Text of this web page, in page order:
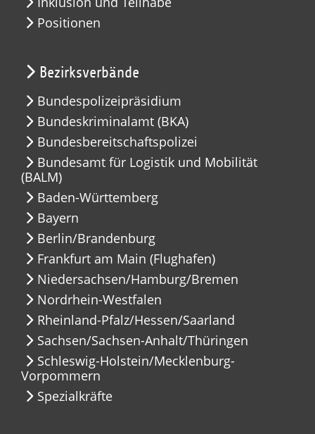
Positionen
Bezirksverbände
Bundespolizeipräsidium
Bundeskriminalamt (BKA)
Bundesbereitschaftspolizei
Bundesamt für Logistik und Mobilität
(BALM)
Baden-Württemberg
Bayern
Berlin/Brandenburg
Frankfurt am Main (Flughafen)
Niedersachsen/Hamburg/Bremen
Nordrhein-Westfalen
Rheinland-Pfalz/Hessen/Saarland
Sachsen/Sachsen-Anhalt/Thüringen
Schleswig-Holstein/Mecklenburg-
Vorpommern
Spezialkräfte